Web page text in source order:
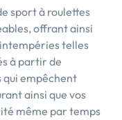
sport à roulettes
offrant ainsi
telles
à partir de
empêchent
ainsi que vos
même par temps